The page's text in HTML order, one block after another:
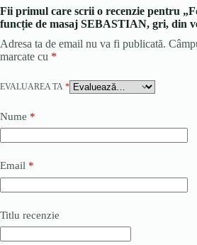
Fii primul care scrii o recenzie pentru
funcție de masaj SEBASTIAN, gri, din
Adresa ta de email nu va fi publicată.
marcate cu *
EVALUAREA TA *
Nume *
Email *
Titlu recenzie